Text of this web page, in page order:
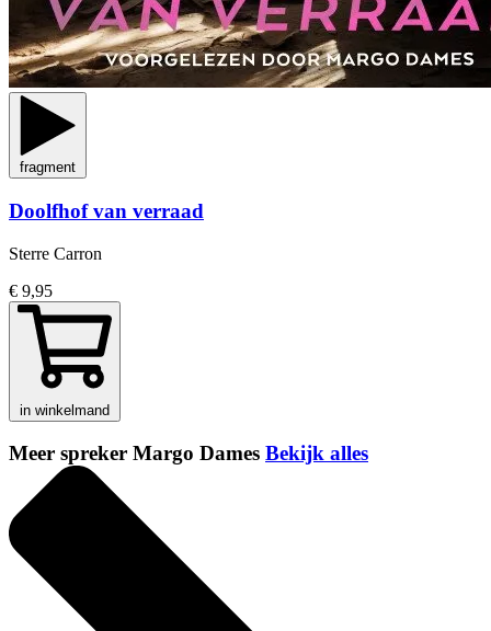
fragment
Doolfhof van verraad
Sterre Carron
€ 9,95
in winkelmand
Meer spreker Margo Dames Bekijk alles